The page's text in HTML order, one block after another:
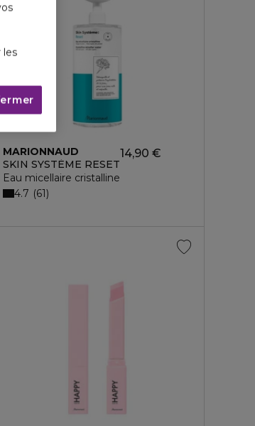
MARIONNAUD
SKIN SYSTÈME RESET
Eau micellaire cristalline
14,90 €
4.7 61
les